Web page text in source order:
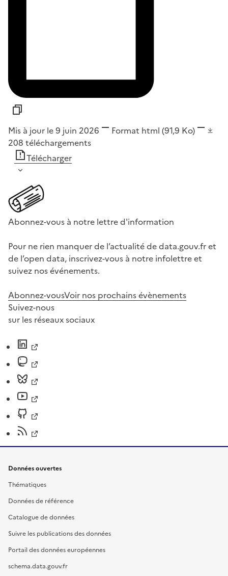
Mis à jour le 9 juin 2026 Format html (91,9 Ko)
208 téléchargements
Télécharger
Abonnez-vous à notre lettre d'information
Pour ne rien manquer de l’actualité de data.gouv.fr et
de l’open data, inscrivez-vous à notre infolettre et
suivez nos événements.
Abonnez-vousVoir nos prochains évènements
Suivez-nous
sur les réseaux sociaux
Données ouvertes
Thématiques
Données de référence
Catalogue de données
Suivre les publications des données
Portail des données européennes
schema.data.gouv.fr